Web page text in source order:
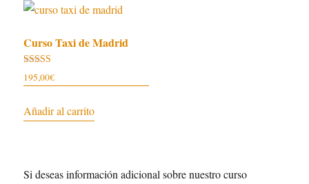
Curso Taxi de Madrid
Valorado
con
195,00€
Añadir al carrito
Si deseas información adicional sobre nuestro curso